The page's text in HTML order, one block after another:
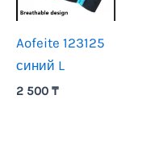
Aofeite 123125
синий L
2 500 ₸